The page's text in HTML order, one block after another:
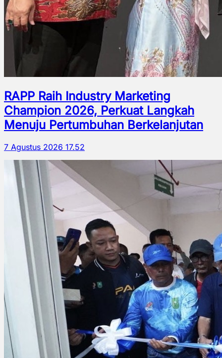
RAPP Raih Industry Marketing
Champion 2026, Perkuat Langkah
Menuju Pertumbuhan Berkelanjutan
7 Agustus 2026 17.52